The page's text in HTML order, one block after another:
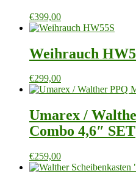
€399,00
Weihrauch
€299,00
Umarex /
Combo 4,6″ SET
€259,00